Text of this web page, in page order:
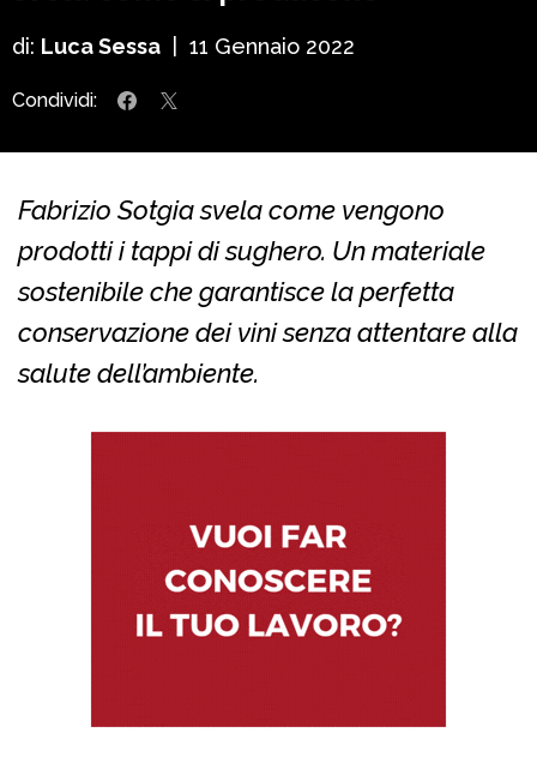
di: Luca Sessa 11 Gennaio 2022
Condividi:
Fabrizio Sotgia svela come vengono
prodotti i tappi di sughero. Un materiale
sostenibile che garantisce la perfetta
conservazione dei vini senza attentare alla
salute dell’ambiente.